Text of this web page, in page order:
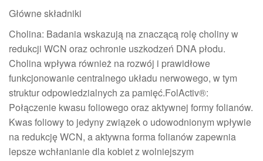
Główne składniki
Cholina: Badania wskazują na znaczącą rolę choliny w
redukcji WCN oraz ochronie uszkodzeń DNA płodu.
Cholina wpływa również na rozwój i prawidłowe
funkcjonowanie centralnego układu nerwowego, w tym
struktur odpowiedzialnych za pamięć.FolActiv®:
Połączenie kwasu foliowego oraz aktywnej formy folianów.
Kwas foliowy to jedyny związek o udowodnionym wpływie
na redukcję WCN, a aktywna forma folianów zapewnia
lepsze wchłanianie dla kobiet z wolniejszym